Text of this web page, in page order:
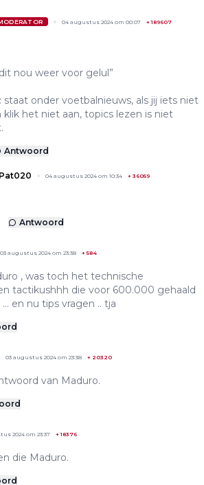
04 augustus 2024 om 00:07 +189607
nou weer voor gelul”
staat onder voetbalnieuws, als jij iets niet
klik het niet aan, topics lezen is niet
Antwoord
04 augustus 2024 om 10:34 + 36059
Antwoord
03 augustus 2024 om 23:38 + 584
, was toch het technische
tactikushhh die voor 600.000 gehaald
en nu tips vragen .. tja
03 augustus 2024 om 23:38 + 20320
van Maduro.
2024 om 23:37 +18376
die Maduro.